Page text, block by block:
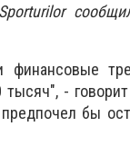
-
бы